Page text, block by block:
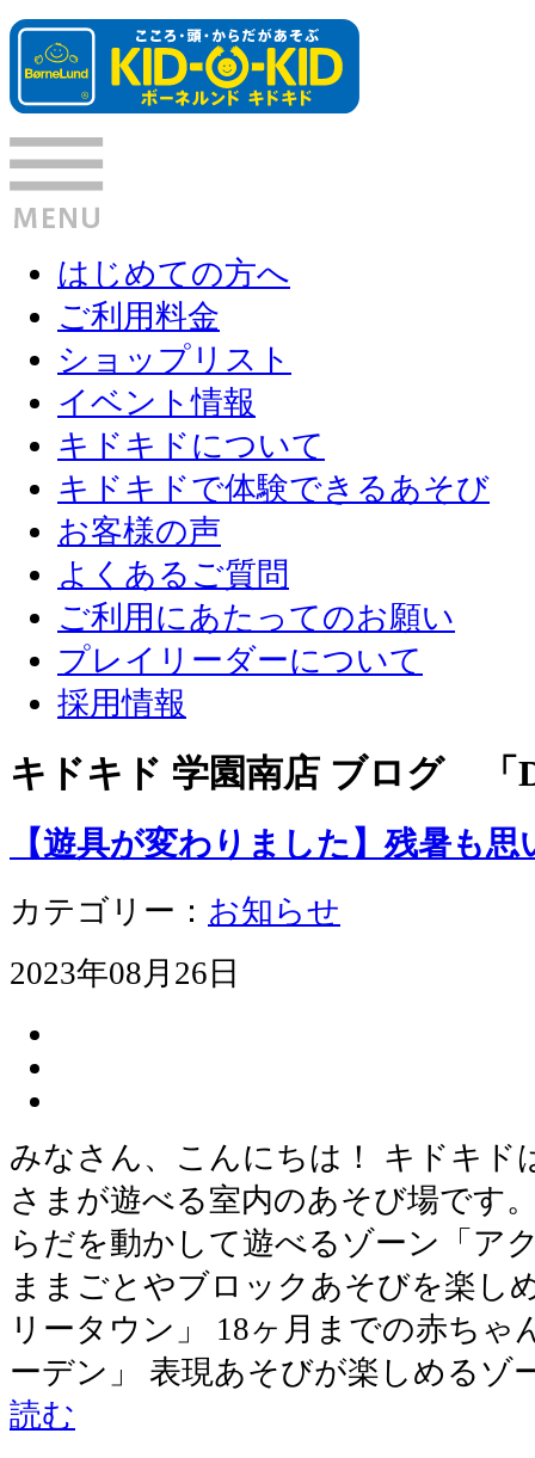
はじめての方へ
ご利用料金
ショップリスト
イベント情報
キドキドについて
キドキドで体験できるあそび
お客様の声
よくあるご質問
ご利用にあたってのお願い
プレイリーダーについて
採用情報
キドキド 学園南店 ブログ 「
【遊具が変わりました】残暑も
カテゴリー： お知らせ
2023年08月26日
みなさん、こんにちは！ キドキド
さまが遊べる室内のあそび場です
らだを動かして遊べるゾーン「ア
ままごとやブロックあそびを楽し
リータウン」 18ヶ月までの赤ちゃ
ーデン」 表現あそびが楽しめる
読む